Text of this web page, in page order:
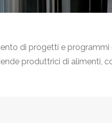
di progetti e programmi
produttrici di alimenti,